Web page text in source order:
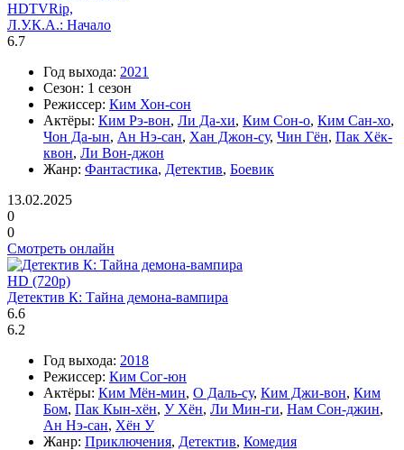
HDTVRip,
Л.У.К.А.: Начало
6.7
Год выхода: 2021
Сезон: 1 сезон
Режиссер: Ким Хон-сон
Актёры: Ким Рэ-вон, Ли Да-хи, Ким Сон-о, Ким Сан-хо,
Чон Да-ын, Ан Нэ-сан, Хан Джон-су, Чин Гён, Пак Хёк-
квон, Ли Вон-джон
Жанр: Фантастика, Детектив, Боевик
13.02.2025
0
0
Смотреть онлайн
HD (720p)
Детектив К: Тайна демона-вампира
6.6
6.2
Год выхода: 2018
Режиссер: Ким Сог-юн
Актёры: Ким Мён-мин, О Даль-су, Ким Джи-вон, Ким
Бом, Пак Кын-хён, У Хён, Ли Мин-ги, Нам Сон-джин,
Ан Нэ-сан, Хён У
Жанр: Приключения, Детектив, Комедия